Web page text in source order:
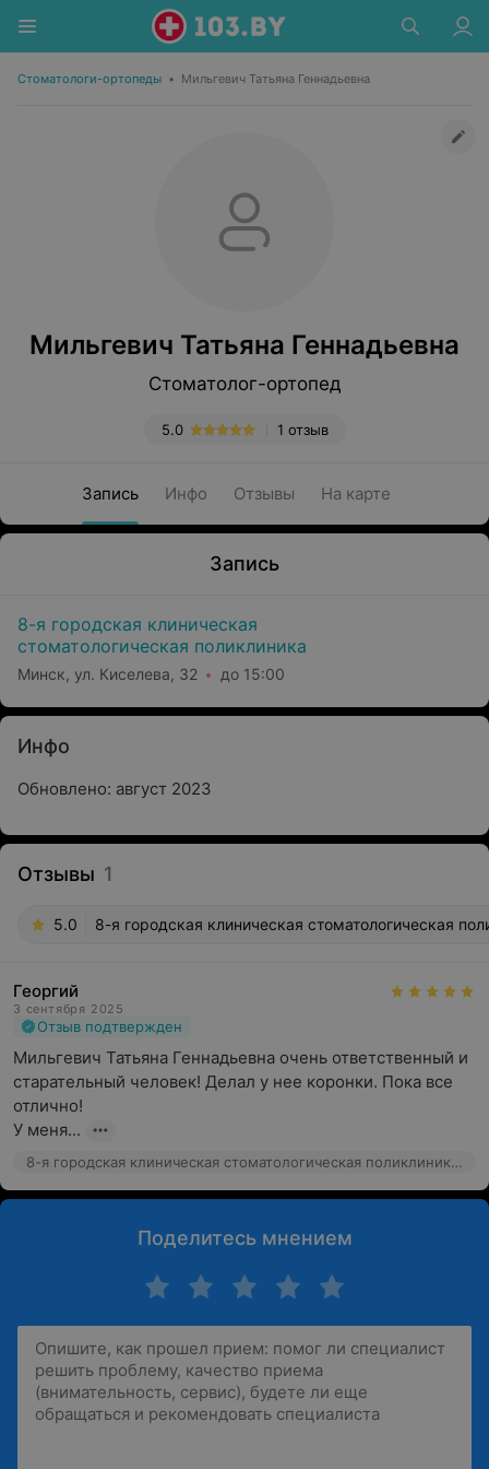
Стоматологи-ортопеды • Мильгевич Татьяна Геннадьевна
Мильгевич Татьяна Геннадьевна
Стоматолог-ортопед
1 отзыв
5.0
Запись Инфо Отзывы На карте
Запись
8-я городская клиническая
стоматологическая поликлиника
Минск, ул. Киселева, 32 до 15:00
Инфо
Обновлено: август 2023
Отзывы 1
5.0 8-я городская клиническая стоматологическая
Георгий
3 сентября 2025
Отзыв подтвержден
Мильгевич Татьяна Геннадьевна очень ответственный и
старательный человек! Делал у нее коронки. Пока все
отлично!
У меня...
8-я городская клиническая стоматологическая поликлиника, ул. Киселева, 32
Поделитесь мнением